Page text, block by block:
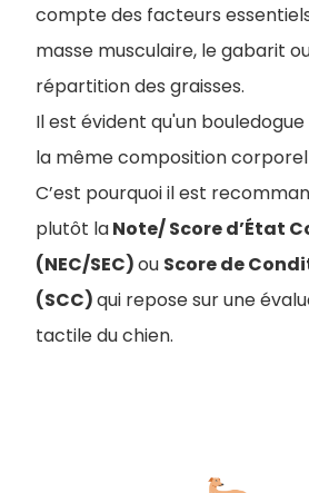
compte des facteurs
masse musculaire, le gabarit
répartition des graisses.
Il est évident qu'un
la même composition
C’est pourquoi il est
plutôt laNote/ Score d’État
(NEC/SEC)ou Score de
(SCC)qui repose sur une
tactile du chien.